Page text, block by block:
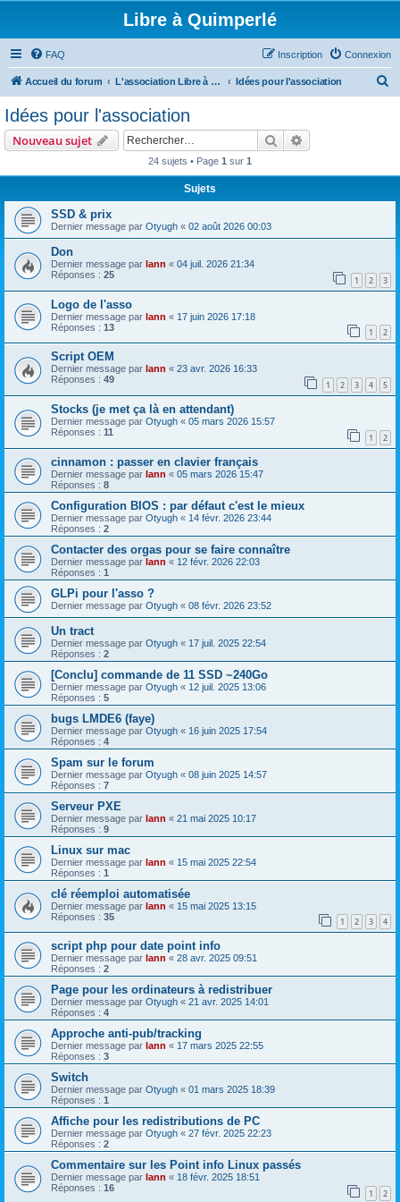
Libre à Quimperlé
FAQ Connexion
Inscription
Accueil du forum L'association Libre à Quimperlé Idées pour l'association
r
Idées pour l'association
Nouveau sujet Rechercher
24 sujets • Page 1 sur 1
Sujets
SSD & prix
Dernier message par Otyugh « 02 août 2026 00:03
Don
Dernier message par lann « 04 juil. 2026 21:34
Réponses : 25 1 2 3
Logo de l'asso
Dernier message par lann « 17 juin 2026 17:18
Réponses : 13 1 2
Script OEM
Dernier message par lann « 23 avr. 2026 16:33
Réponses : 49 1 2 3 4 5
Stocks (je met ça là en attendant)
Dernier message par Otyugh « 05 mars 2026 15:57
Réponses : 11 1 2
cinnamon : passer en clavier français
Dernier message par lann « 05 mars 2026 15:47
Réponses : 8
Configuration BIOS : par défaut c'est le mieux
Dernier message par Otyugh « 14 févr. 2026 23:44
Réponses : 2
Contacter des orgas pour se faire connaître
Dernier message par lann « 12 févr. 2026 22:03
Réponses : 1
GLPi pour l'asso ?
Dernier message par Otyugh « 08 févr. 2026 23:52
Un tract
Dernier message par Otyugh « 17 juil. 2025 22:54
Réponses : 2
[Conclu] commande de 11 SSD ~240Go
Dernier message par Otyugh « 12 juil. 2025 13:06
Réponses : 5
bugs LMDE6 (faye)
Dernier message par Otyugh « 16 juin 2025 17:54
Réponses : 4
Spam sur le forum
Dernier message par Otyugh « 08 juin 2025 14:57
Réponses : 7
Serveur PXE
Dernier message par lann « 21 mai 2025 10:17
Réponses : 9
Linux sur mac
Dernier message par lann « 15 mai 2025 22:54
Réponses : 1
clé réemploi automatisée
Dernier message par lann « 15 mai 2025 13:15
Réponses : 35 1 2 3 4
script php pour date point info
Dernier message par lann « 28 avr. 2025 09:51
Réponses : 2
Page pour les ordinateurs à redistribuer
Dernier message par Otyugh « 21 avr. 2025 14:01
Réponses : 4
Approche anti-pub/tracking
Dernier message par lann « 17 mars 2025 22:55
Réponses : 3
Switch
Dernier message par Otyugh « 01 mars 2025 18:39
Réponses : 1
Affiche pour les redistributions de PC
Dernier message par Otyugh « 27 févr. 2025 22:23
Réponses : 2
Commentaire sur les Point info Linux passés
Dernier message par lann « 18 févr. 2025 18:51
Réponses : 16 1 2